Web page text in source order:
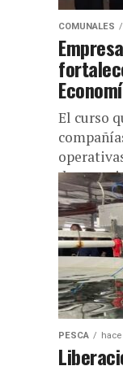
COMUNALES
El curso
de
PESCA